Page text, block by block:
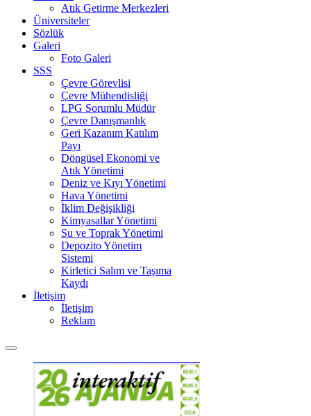
Atık Getirme Merkezleri
Üniversiteler
Sözlük
Galeri
Foto Galeri
SSS
Çevre Görevlisi
Çevre Mühendisliği
LPG Sorumlu Müdür
Çevre Danışmanlık
Geri Kazanım Katılım
Payı
Döngüsel Ekonomi ve
Atık Yönetimi
Deniz ve Kıyı Yönetimi
Hava Yönetimi
İklim Değişikliği
Kimyasallar Yönetimi
Su ve Toprak Yönetimi
Depozito Yönetim
Sistemi
Kirletici Salım ve Taşıma
Kaydı
İletişim
İletişim
Reklam